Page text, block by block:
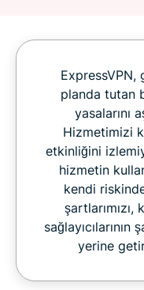
planda tutan
yasalarını
Hizmetimizi
etkinliğini
hizmetin
kendi
şartlarımızı,
sağlayıcılarının
yerine